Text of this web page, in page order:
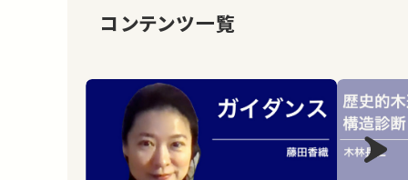
コンテンツ一覧